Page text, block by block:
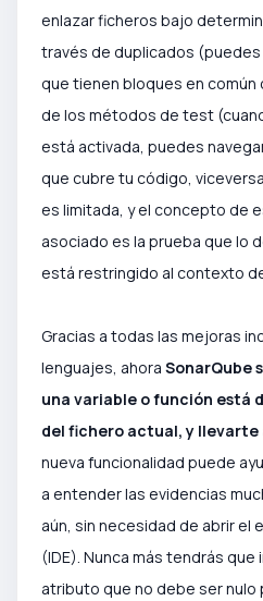
enlazar ficheros bajo
través de duplicados
que tienen bloques en
de los métodos de test
está activada, puedes
que cubre tu código,
es limitada, y el concepto de
asociado es la prueba que lo
está restringido al contexto
Gracias a todas las mejoras
lenguajes, ahora SonarQube
una variable o función está
del fichero actual, y llevarte
nueva funcionalidad puede
a entender las evidencias
aún, sin necesidad de abrir el
(IDE). Nunca más tendrás
atributo que no debe ser